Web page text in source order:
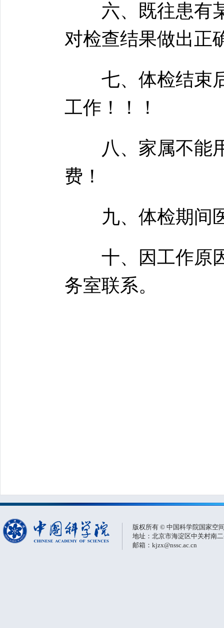
六、既往患有某
对检查结果做出正
七、体检结束后
工作！！！
八、家属不能用
费！
九、体检期
十、因工作原因
务室联系。
版权所有 © 中国科学院国家空
地址：北京市海淀区中关村南
邮箱：kjzx@nssc.ac.cn